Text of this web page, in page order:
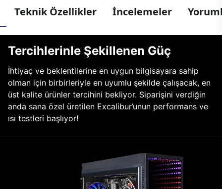
Teknik Özellikler İncelemeler
Tercihlerinle Şekillenen Güç
İhtiyaç ve beklentilerine en uygun bilgisayara sahip
olman için birbirleriyle en uyumlu şekilde çalışacak, en
üst kalite ürünler tercihini bekliyor. Siparişini verdiğin
anda sana özel üretilen Excalibur’unun performans ve
ısı testleri başlıyor!